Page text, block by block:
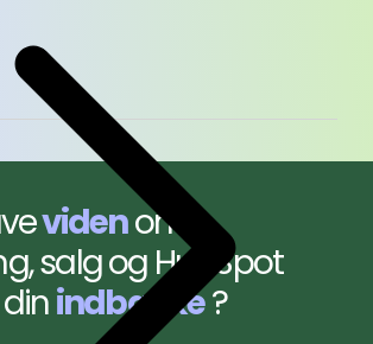
videnom
salg og HubSpot
indbakke?